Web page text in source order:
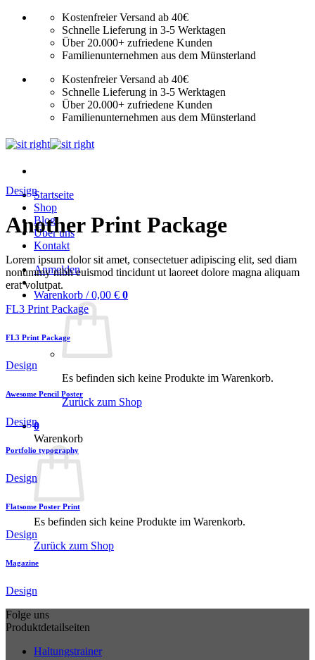
Zum
Kostenfreier Versand ab 40€
Schnelle Lieferung in 3-5 Werktagen
Über 20.000+ zufriedene Kunden
Familienunternehmen aus dem Münsterland
Kostenfreier Versand ab 40€
Schnelle Lieferung in 3-5 Werktagen
Über 20.000+ zufriedene Kunden
Familienunternehmen aus dem Münsterland
Startseite
Shop
Blog
Über uns
Kontakt
Anmelden
Warenkorb /0,00 € 0
Es befinden sich keine Produkte im Warenkorb.
Zurück zum Shop
0
Warenkorb
Es befinden sich keine Produkte im Warenkorb.
Zurück zum Shop
Design
Another Print Package
Lorem ipsum dolor sit amet, consectetuer adipiscing elit, sed diam
nonummy nibh euismod tincidunt ut laoreet dolore magna aliquam
erat volutpat.
FL3 Print Package
FL3 Print Package
Design
Awesome Pencil Poster
Design
Portfolio typography
Design
Flatsome Poster Print
Design
Magazine
Design
Folge uns
Produktdetailseiten
Haltungstrainer